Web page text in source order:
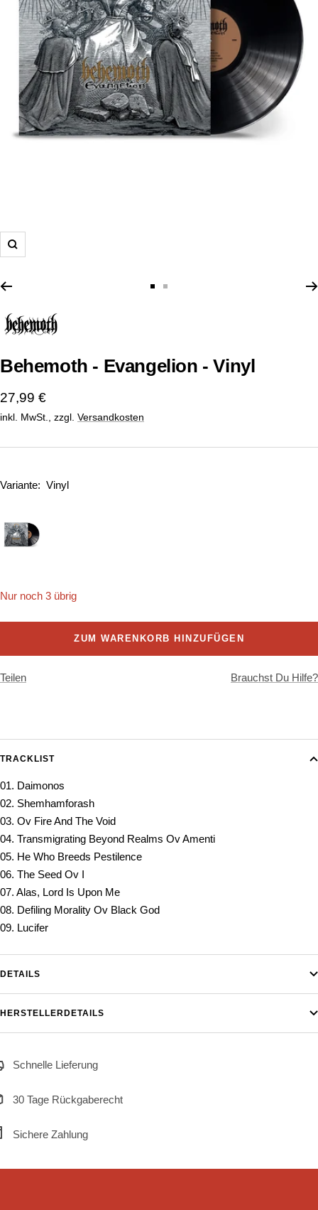
Zoom
Behemoth - Evangelion - Vinyl
Angebotspreis
27,99 €
inkl. MwSt., zzgl. Versandkosten
Variante: Vinyl
Nur noch 3 übrig
ZUM WARENKORB HINZUFÜGEN
Teilen Brauchst Du Hilfe?
TRACKLIST
01. Daimonos
02. Shemhamforash
03. Ov Fire And The Void
04. Transmigrating Beyond Realms Ov Amenti
05. He Who Breeds Pestilence
06. The Seed Ov I
07. Alas, Lord Is Upon Me
08. Defiling Morality Ov Black God
09. Lucifer
DETAILS
HERSTELLERDETAILS
Schnelle Lieferung
30 Tage Rückgaberecht
Sichere Zahlung